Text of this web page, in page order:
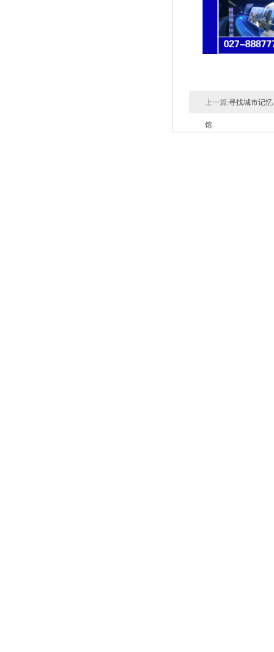
上一篇:寻找城市记
馆